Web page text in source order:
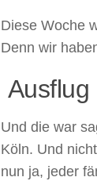
Diese Woche
Denn wir
Ausflug
Und die war
Köln. Und
nun ja, jeder